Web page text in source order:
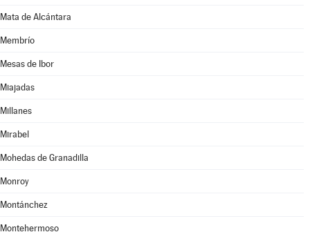
Mata de Alcántara
Membrío
Mesas de Ibor
Miajadas
Millanes
Mirabel
Mohedas de Granadilla
Monroy
Montánchez
Montehermoso